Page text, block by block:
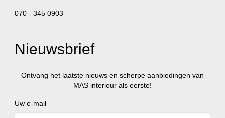
070 - 345 0903
Nieuwsbrief
Ontvang het laatste nieuws en scherpe aanbiedingen van
MAS interieur als eerste!
Uw e-mail